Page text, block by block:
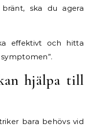
ska du agera
effektivt och hitta
hjälpa till
bara behövs vid